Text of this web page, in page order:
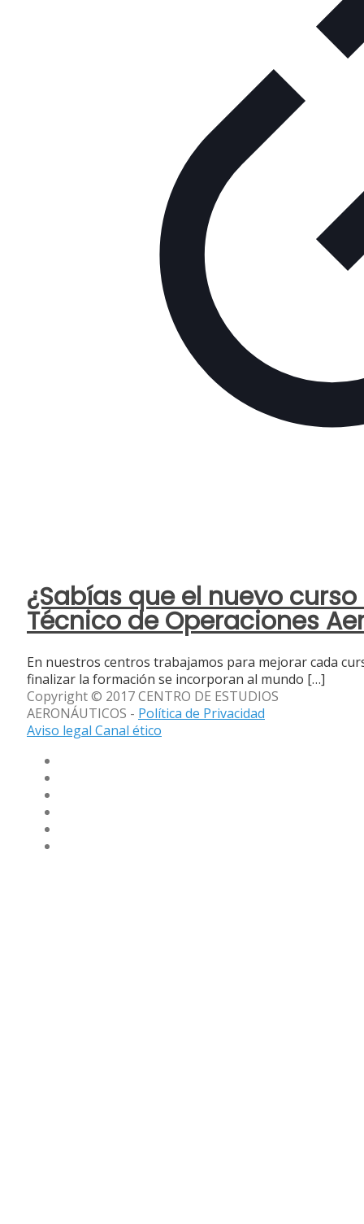
¿Sabías que el nuevo
Técnico de Operaciones
En nuestros centros trabajamos para mejorar cada
finalizar la formación se incorporan al mundo […]
Copyright © 2017 CENTRO DE ESTUDIOS
AERONÁUTICOS - Política de Privacidad
Aviso legal Canal ético